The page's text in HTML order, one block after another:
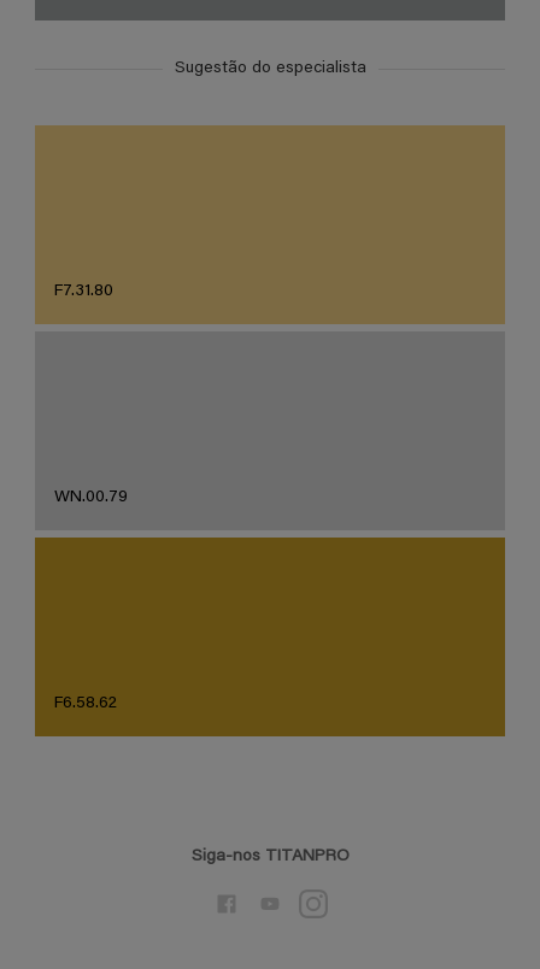
Sugestão do especialista
F7.31.80
WN.00.79
F6.58.62
Siga-nos TITANPRO